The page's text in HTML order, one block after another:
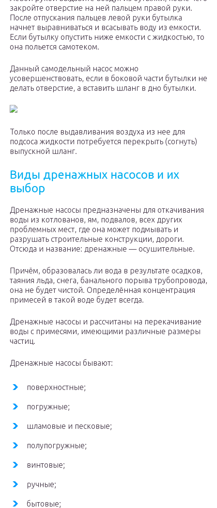
закройте отверстие на ней пальцем правой руки.
После отпускания пальцев левой руки бутылка
начнет выравниваться и всасывать воду из емкости.
Если бутылку опустить ниже емкости с жидкостью, то
она польется самотеком.
Данный самодельный насос можно
усовершенствовать, если в боковой части бутылки не
делать отверстие, а вставить шланг в дно бутылки.
Только после выдавливания воздуха из нее для
подсоса жидкости потребуется перекрыть (согнуть)
выпускной шланг.
Виды дренажных насосов и их
выбор
Дренажные насосы предназначены для откачивания
воды из котлованов, ям, подвалов, всех других
проблемных мест, где она может подмывать и
разрушать строительные конструкции, дороги.
Отсюда и название: дренажные — осушительные.
Причём, образовалась ли вода в результате осадков,
таяния льда, снега, банального порыва трубопровода,
она не будет чистой. Определённая концентрация
примесей в такой воде будет всегда.
Дренажные насосы и рассчитаны на перекачивание
воды с примесями, имеющими различные размеры
частиц.
Дренажные насосы бывают:
поверхностные;
погружные;
шламовые и песковые;
полупогружные;
винтовые;
ручные;
бытовые;